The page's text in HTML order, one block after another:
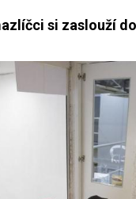
si zaslouží